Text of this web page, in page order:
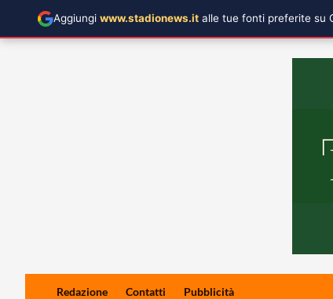
Redazione Contatti Pubblicità
Aggiungi www.stadionews.it alle tue fonti preferite su